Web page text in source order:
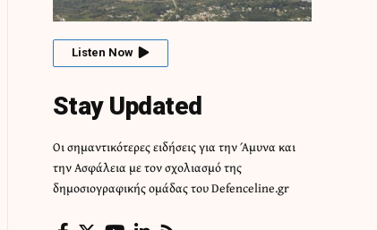
Listen Now
Stay Updated
Οι σημαντικότερες ειδήσεις για την Άμυνα και
την Ασφάλεια με τον σχολιασμό της
δημοσιογραφικής ομάδας του Defenceline.gr